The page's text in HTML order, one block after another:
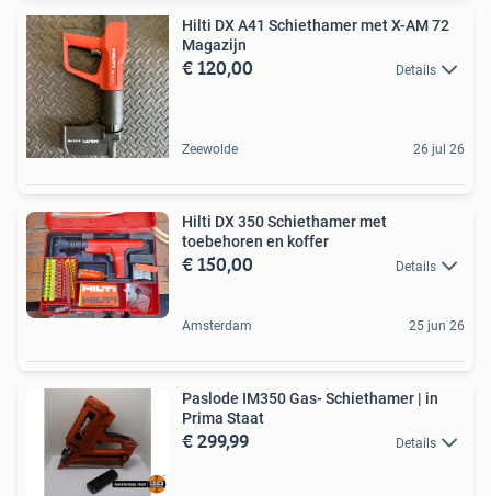
Hilti DX A41 Schiethamer met X-AM 72
Magazijn
€ 120,00 Details
Zeewolde 26 jul 26
Hilti DX 350 Schiethamer met
toebehoren en koffer
€ 150,00 Details
Amsterdam 25 jun 26
Paslode IM350 Gas- Schiethamer | in
Prima Staat
€ 299,99 Details